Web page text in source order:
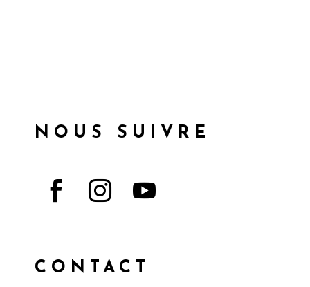
NOUS SUIVRE
  
CONTACT